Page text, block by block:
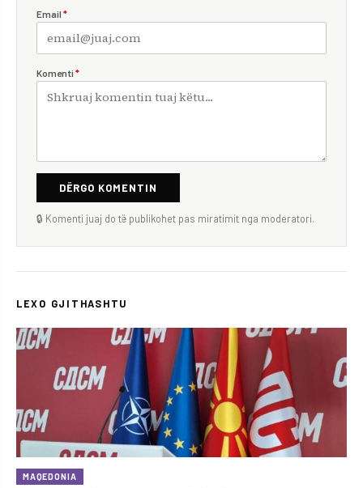
Email *
Komenti *
DËRGO KOMENTIN
🔒 Komenti juaj do të publikohet pas miratimit nga moderatori.
LEXO GJITHASHTU
MAQEDONIA